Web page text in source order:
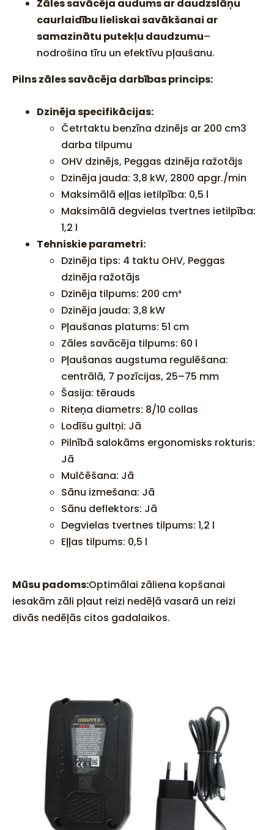
Zāles savācēja audums ar daudzslāņu
caurlaidību lieliskai savākšanai ar
samazinātu putekļu daudzumu–
nodrošina tīru un efektīvu pļaušanu.
Pilns zāles savācēja darbības princips:
Dzinēja specifikācijas:
Četrtaktu benzīna dzinējs ar 200 cm3
darba tilpumu
OHV dzinējs, Peggas dzinēja ražotājs
Dzinēja jauda: 3,8 kW, 2800 apgr./min
Maksimālā eļļas ietilpība: 0,5 l
Maksimālā degvielas tvertnes ietilpība:
1,2 l
Tehniskie parametri:
Dzinēja tips: 4 taktu OHV, Peggas
dzinēja ražotājs
Dzinēja tilpums: 200 cm³
Dzinēja jauda: 3,8 kW
Pļaušanas platums: 51 cm
Zāles savācēja tilpums: 60 l
Pļaušanas augstuma regulēšana:
centrālā, 7 pozīcijas, 25–75 mm
Šasija: tērauds
Riteņa diametrs: 8/10 collas
Lodīšu gultņi: Jā
Pilnībā salokāms ergonomisks rokturis:
Jā
Mulčēšana: Jā
Sānu izmešana: Jā
Sānu deflektors: Jā
Degvielas tvertnes tilpums: 1,2 l
Eļļas tilpums: 0,5 l
Mūsu padoms:Optimālai zāliena kopšanai
iesakām zāli pļaut reizi nedēļā vasarā un reizi
divās nedēļās citos gadalaikos.